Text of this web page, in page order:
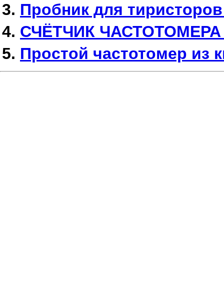
Пробник для
СЧЁТЧИК
Простой частотомер из